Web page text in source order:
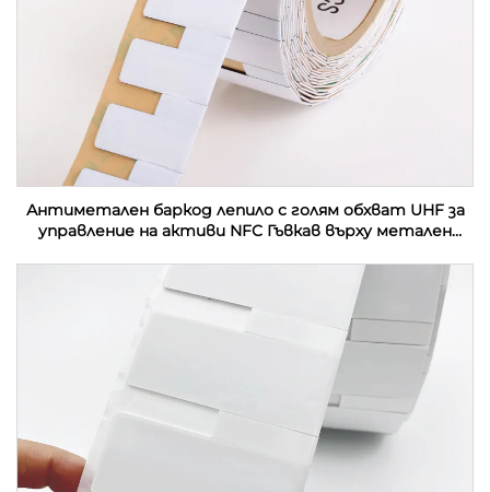
Антиметален баркод лепило с голям обхват UHF за
управление на активи NFC Гъвкав върху метален